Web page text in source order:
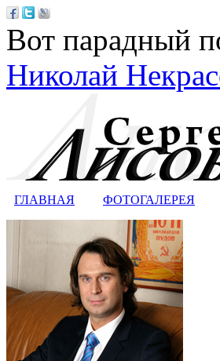
Вот парадный
Николай
ГЛАВНАЯ ФОТОГАЛЕРЕЯ